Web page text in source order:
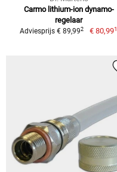
Carmo lithium-ion dynamo-
regelaar
Adviesprijs € 89,992 € 80,991